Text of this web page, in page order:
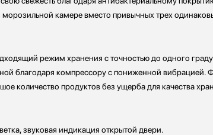
морозильной камере вместо привычных трех
режим хранения с точностью до одного
благодаря компрессору с пониженной
количество продуктов без ущерба для качества
звуковая индикация открытой двери.